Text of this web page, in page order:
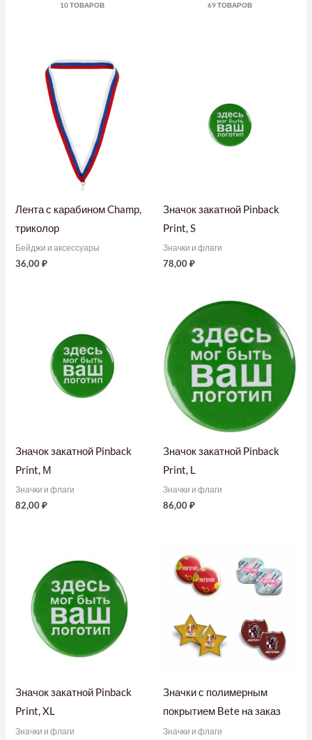
10 ТОВАРОВ 69 ТОВАРОВ
Лента с карабином Champ,
триколор
Бейджи и аксессуары
36,00₽
Значок закатной Pinback
Print, S
Значки и флаги
78,00₽
Значок закатной Pinback
Print, М
Значки и флаги
82,00₽
Значок закатной Pinback
Print, L
Значки и флаги
86,00₽
Значок закатной Pinback
Print, XL
Значки и флаги
Значки с полимерным
покрытием Bete на заказ
Значки и флаги